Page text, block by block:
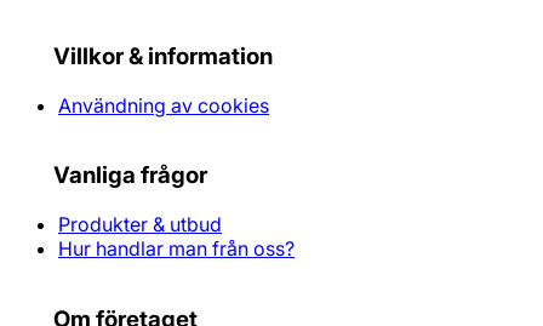
Villkor & information
Användning av cookies
Vanliga frågor
Produkter & utbud
Hur handlar man från oss?
Om företaget